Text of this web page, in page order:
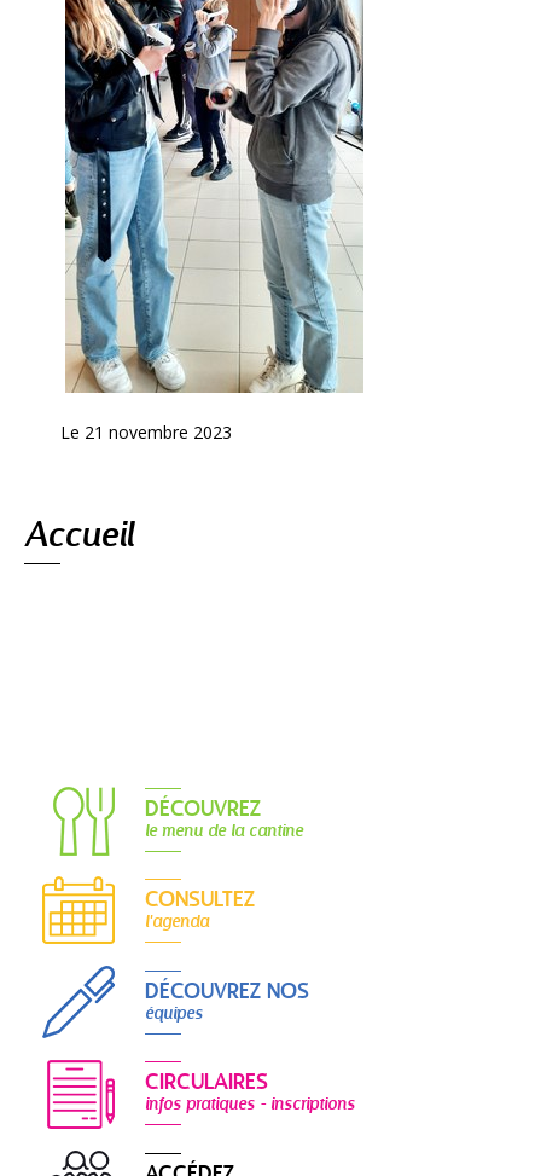
Le 21 novembre 2023
Accueil
DÉCOUVREZ
le menu de la cantine
CONSULTEZ
l'agenda
DÉCOUVREZ NOS
équipes
CIRCULAIRES
infos pratiques - inscriptions